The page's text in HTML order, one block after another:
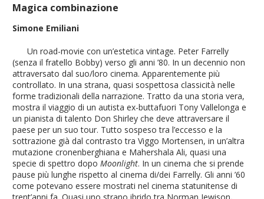
Magica combinazione
Simone Emiliani
Un road-movie con un’estetica vintage. Peter Farrelly
(senza il fratello Bobby) verso gli anni ’80. In un decennio non
attraversato dal suo/loro cinema. Apparentemente più
controllato. In una strana, quasi sospettosa classicità nelle
forme tradizionali della narrazione. Tratto da una storia vera,
mostra il viaggio di un autista ex-buttafuori Tony Vallelonga e
un pianista di talento Don Shirley che deve attraversare il
paese per un suo tour. Tutto sospeso tra l’eccesso e la
sottrazione già dal contrasto tra Viggo Mortensen, in un’altra
mutazione cronenberghiana e Mahershala Ali, quasi una
specie di spettro dopoMoonlight. In un cinema che si prende
pause più lunghe rispetto al cinema di/dei Farrelly. Gli anni ’60
come potevano essere mostrati nel cinema statunitense di